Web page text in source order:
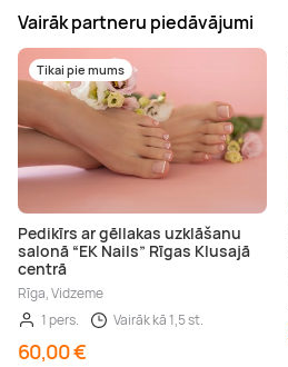
Vairāk partneru piedāvājumi
Tikai pie mums
Pedikīrs ar gēllakas uzklāšanu
salonā “EK Nails” Rīgas Klusajā
centrā
Rīga, Vidzeme
1 pers.
Vairāk kā 1,5 st.
60,00 €